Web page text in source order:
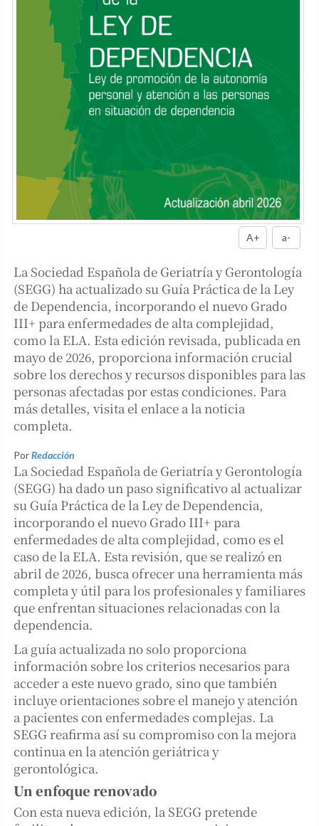
A+ a-
La Sociedad Española de Geriatría y Gerontología
(SEGG) ha actualizado su Guía Práctica de la Ley
de Dependencia, incorporando el nuevo Grado
III+ para enfermedades de alta complejidad,
como la ELA. Esta edición revisada, publicada en
mayo de 2026, proporciona información crucial
sobre los derechos y recursos disponibles para las
personas afectadas por estas condiciones. Para
más detalles, visita el enlace a la noticia
completa.
PorRedacción
La Sociedad Española de Geriatría y Gerontología
(SEGG) ha dado un paso significativo al actualizar
su Guía Práctica de la Ley de Dependencia,
incorporando el nuevo Grado III+ para
enfermedades de alta complejidad, como es el
caso de la ELA. Esta revisión, que se realizó en
abril de 2026, busca ofrecer una herramienta más
completa y útil para los profesionales y familiares
que enfrentan situaciones relacionadas con la
dependencia.
La guía actualizada no solo proporciona
información sobre los criterios necesarios para
acceder a este nuevo grado, sino que también
incluye orientaciones sobre el manejo y atención
a pacientes con enfermedades complejas. La
SEGG reafirma así su compromiso con la mejora
continua en la atención geriátrica y
gerontológica.
Un enfoque renovado
Con esta nueva edición, la SEGG pretende